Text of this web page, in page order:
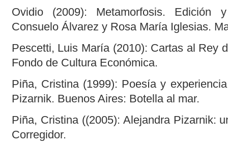
Ovidio (2009): Metamorfosis.
Consuelo Álvarez y Rosa María Iglesias.
Pescetti, Luis María (2010): Cartas al Rey
Fondo de Cultura Económica.
Piña, Cristina (1999): Poesía y
Pizarnik. Buenos Aires: Botella al mar.
Piña, Cristina ((2005): Alejandra Pizarnik:
Corregidor.